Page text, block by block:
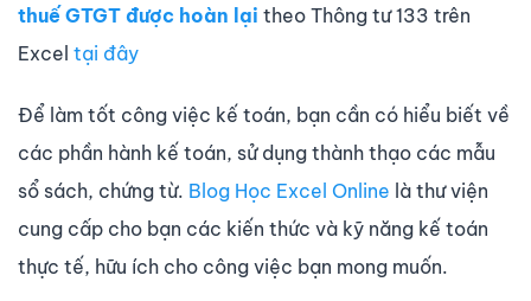
thuế GTGT được hoàn lại theo Thông tư 133 trên
Excel tại đây
Để làm tốt công việc kế toán, bạn cần có hiểu biết về
các phần hành kế toán, sử dụng thành thạo các mẫu
sổ sách, chứng từ. Blog Học Excel Online là thư viện
cung cấp cho bạn các kiến thức và kỹ năng kế toán
thực tế, hữu ích cho công việc bạn mong muốn.